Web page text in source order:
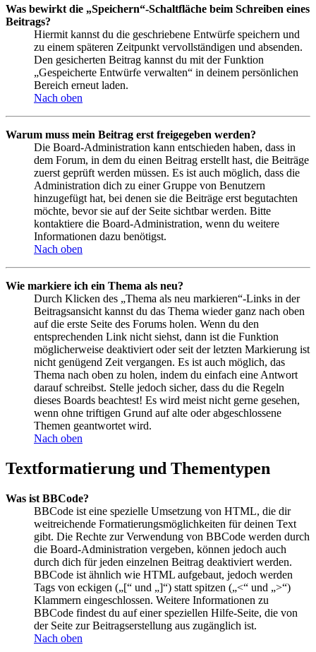
Was bewirkt die „Speichern“-Schaltfläche beim Schreiben eines
Beitrags?
Hiermit kannst du die geschriebene Entwürfe speichern und
zu einem späteren Zeitpunkt vervollständigen und absenden.
Den gesicherten Beitrag kannst du mit der Funktion
„Gespeicherte Entwürfe verwalten“ in deinem persönlichen
Bereich erneut laden.
Nach oben
Warum muss mein Beitrag erst freigegeben werden?
Die Board-Administration kann entschieden haben, dass in
dem Forum, in dem du einen Beitrag erstellt hast, die Beiträge
zuerst geprüft werden müssen. Es ist auch möglich, dass die
Administration dich zu einer Gruppe von Benutzern
hinzugefügt hat, bei denen sie die Beiträge erst begutachten
möchte, bevor sie auf der Seite sichtbar werden. Bitte
kontaktiere die Board-Administration, wenn du weitere
Informationen dazu benötigst.
Nach oben
Wie markiere ich ein Thema als neu?
Durch Klicken des „Thema als neu markieren“-Links in der
Beitragsansicht kannst du das Thema wieder ganz nach oben
auf die erste Seite des Forums holen. Wenn du den
entsprechenden Link nicht siehst, dann ist die Funktion
möglicherweise deaktiviert oder seit der letzten Markierung ist
nicht genügend Zeit vergangen. Es ist auch möglich, das
Thema nach oben zu holen, indem du einfach eine Antwort
darauf schreibst. Stelle jedoch sicher, dass du die Regeln
dieses Boards beachtest! Es wird meist nicht gerne gesehen,
wenn ohne triftigen Grund auf alte oder abgeschlossene
Themen geantwortet wird.
Nach oben
Textformatierung und Thementypen
Was ist BBCode?
BBCode ist eine spezielle Umsetzung von HTML, die dir
weitreichende Formatierungsmöglichkeiten für deinen Text
gibt. Die Rechte zur Verwendung von BBCode werden durch
die Board-Administration vergeben, können jedoch auch
durch dich für jeden einzelnen Beitrag deaktiviert werden.
BBCode ist ähnlich wie HTML aufgebaut, jedoch werden
Tags von eckigen („[“ und „]“) statt spitzen („<“ und „>“)
Klammern eingeschlossen. Weitere Informationen zu
BBCode findest du auf einer speziellen Hilfe-Seite, die von
der Seite zur Beitragserstellung aus zugänglich ist.
Nach oben